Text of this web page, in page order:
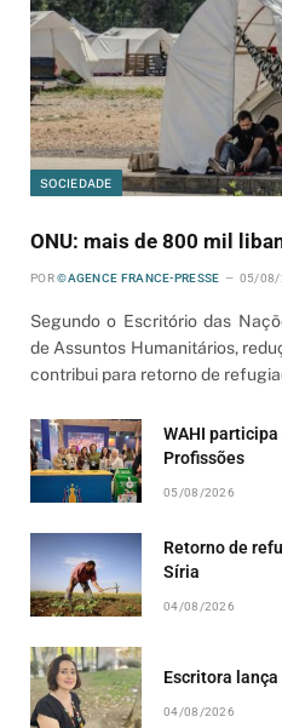
SOCIEDADE
ONU: mais de 800 mil
POR ©AGENCE FRANCE-PRESSE 05/08/
Segundo o Escritório das
de Assuntos Humanitários,
contribui para retorno de
WAHI
Profissões
05/08/2026
Retorno de
Síria
04/08/2026
Escritora
04/08/2026